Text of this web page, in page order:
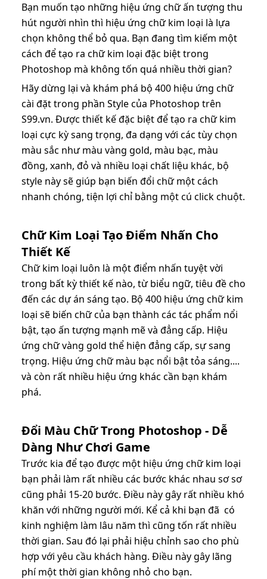
Bạn muốn tạo những hiệu ứng chữ ấn tượng thu
hút người nhìn thì hiệu ứng chữ kim loại là lựa
chọn không thể bỏ qua. Bạn đang tìm kiếm một
cách để tạo ra chữ kim loại đặc biệt trong
Photoshop mà không tốn quá nhiều thời gian?
Hãy dừng lại và khám phá bộ 400 hiệu ứng chữ
cài đặt trong phần Style của Photoshop trên
S99.vn. Được thiết kế đặc biệt để tạo ra chữ kim
loại cực kỳ sang trọng, đa dạng với các tùy chọn
màu sắc như màu vàng gold, màu bạc, màu
đồng, xanh, đỏ và nhiều loại chất liệu khác, bộ
style này sẽ giúp bạn biến đổi chữ một cách
nhanh chóng, tiện lợi chỉ bằng một cú click chuột.
Chữ Kim Loại Tạo Điểm Nhấn Cho
Thiết Kế
Chữ kim loại luôn là một điểm nhấn tuyệt vời
trong bất kỳ thiết kế nào, từ biểu ngữ, tiêu đề cho
đến các dự án sáng tạo. Bộ 400 hiệu ứng chữ kim
loại sẽ biến chữ của bạn thành các tác phẩm nổi
bật, tạo ấn tượng mạnh mẽ và đẳng cấp. Hiệu
ứng chữ vàng gold thể hiện đẳng cấp, sự sang
trọng. Hiệu ứng chữ màu bạc nổi bật tỏa sáng....
và còn rất nhiều hiệu ứng khác cần bạn khám
phá.
Đổi Màu Chữ Trong Photoshop - Dễ
Dàng Như Chơi Game
Trước kia để tạo được một hiệu ứng chữ kim loại
bạn phải làm rất nhiều các bước khác nhau sơ sơ
cũng phải 15-20 bước. Điều này gây rất nhiều khó
khăn với những người mới. Kể cả khi bạn đã có
kinh nghiệm làm lâu năm thì cũng tốn rất nhiều
thời gian. Sau đó lại phải hiệu chỉnh sao cho phù
hợp với yêu cầu khách hàng. Điều này gây lãng
phí một thời gian không nhỏ cho bạn.